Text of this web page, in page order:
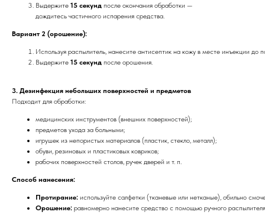
Выдержите 15 секунд после окончания обработки —
дождитесь частичного испарения средства.
Вариант 2 (орошение):
Используя распылитель, нанесите антисептик на кожу в месте инъекции до
Выдержите 15 секунд после орошения.
3. Дезинфекция небольших поверхностей и предметов
Подходит для обработки:
медицинских инструментов (внешних поверхностей);
предметов ухода за больными;
игрушек из непористых материалов (пластик, стекло, металл);
обуви, резиновых и пластиковых ковриков;
рабочих поверхностей столов, ручек дверей и т. п.
Способ нанесения:
Протирание: используйте салфетки (тканевые или нетканые), обильно
Орошение: равномерно нанесите средство с помощью ручного